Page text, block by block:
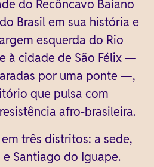
do Recôncavo Baiano
Brasil em sua história e
esquerda do Rio
à cidade de São Félix —
por uma ponte —,
que pulsa com
afro-brasileira.
três distritos: a sede,
Santiago do Iguape.